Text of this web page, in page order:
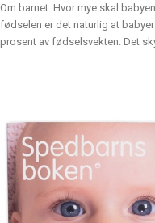
Om barnet: Hvor mye skal
fødselen er det naturlig at
prosent av fødselsvekten. Det